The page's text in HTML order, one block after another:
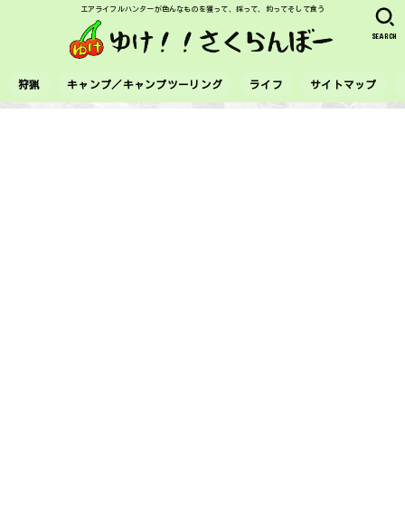
エアライフルハンターが色んなものを獲って、採って、釣ってそして食う
狩猟 キャンプ／キャンプツーリング ライフ サイトマップ
SEARCH